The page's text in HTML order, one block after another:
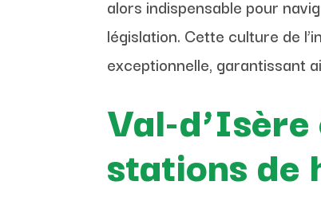
alors indispensable pour
législation. Cette culture de
exceptionnelle, garantissant
Val-
stations de